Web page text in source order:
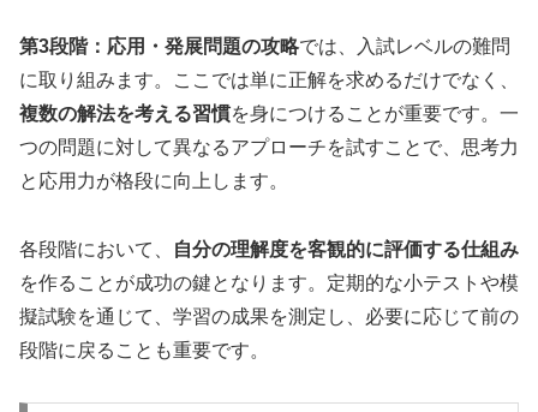
第3段階：応用・発展問題の攻略では、入試レベルの難問
に取り組みます。ここでは単に正解を求めるだけでなく、
複数の解法を考える習慣を身につけることが重要です。一
つの問題に対して異なるアプローチを試すことで、思考力
と応用力が格段に向上します。
各段階において、
自分の理解度を客観的に評価する仕組み
を作ることが成功の鍵となります。定期的な小テストや模
擬試験を通じて、学習の成果を測定し、必要に応じて前の
段階に戻ることも重要です。